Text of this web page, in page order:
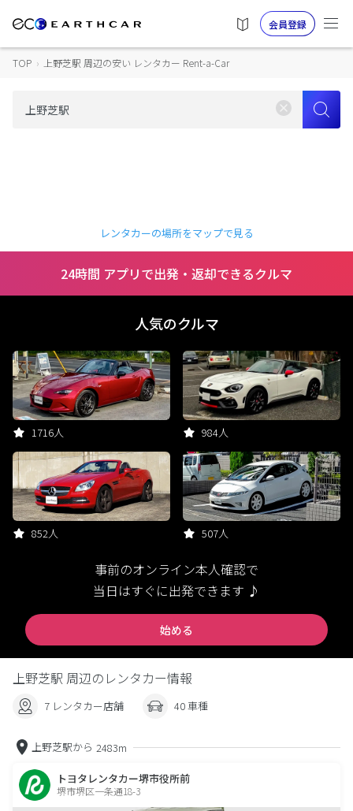
会員登録
TOP › 上野芝駅 周辺の安い レンタカー Rent-a-Car
レンタカーの場所をマップで見る
24時間 アプリで出発・返却できるクルマ
人気のクルマ
1716人 984人
852人 507人
事前のオンライン本人確認で
当日はすぐに出発できます ♪
始める
上野芝駅 周辺のレンタカー情報
7 レンタカー店舗 40 車種
上野芝駅から 2483m
トヨタレンタカー堺市役所前
堺市堺区一条通18-3